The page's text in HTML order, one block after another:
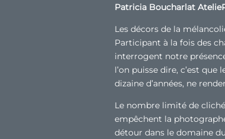
Patricia Boucharlat
Les décors de la
Participant à la fois des
interrogent notre
l’on puisse dire, c’est
dizaine d’années, ne
Le nombre limité de
empêchent la
détour dans le domaine